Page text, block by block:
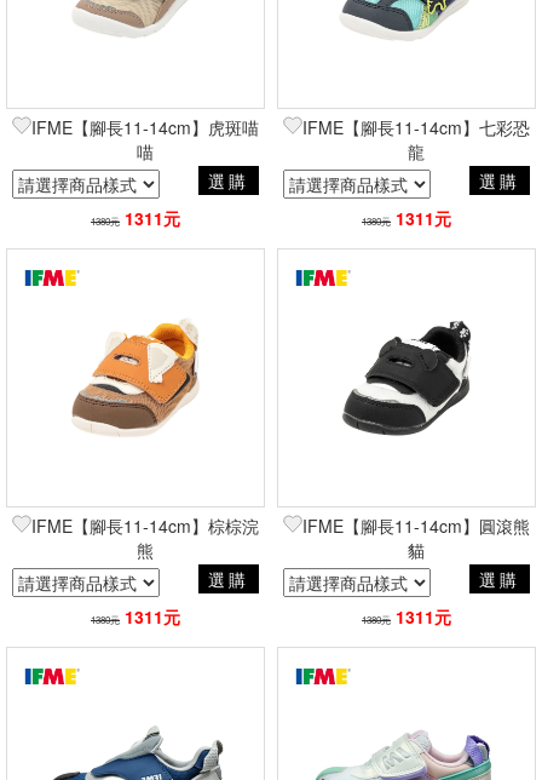
IFME【腳長11-14cm】虎斑喵
喵
選購
1380元 1311元
IFME【腳長11-14cm】七彩恐
龍
選購
1380元 1311元
IFME【腳長11-14cm】棕棕浣
熊
選購
1380元 1311元
IFME【腳長11-14cm】圓滾熊
貓
選購
1380元 1311元